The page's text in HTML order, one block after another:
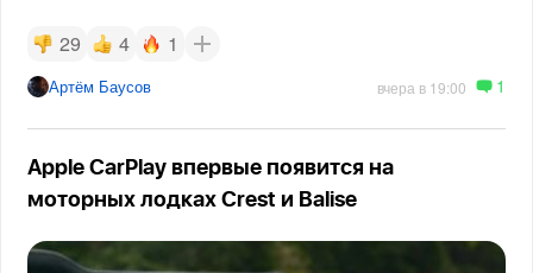
29 4 1
Артём Баусов вчера в 19:00 1
Apple CarPlay впервые появится на
моторных лодках Crest и Balise